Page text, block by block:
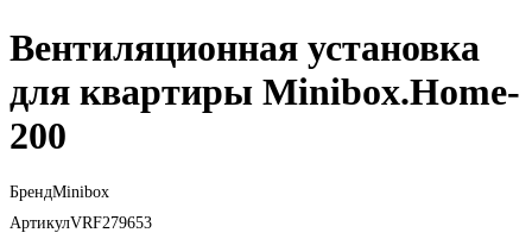
Вентиляционная установка
для квартиры Minibox.Home-
200
БрендMinibox
АртикулVRF279653